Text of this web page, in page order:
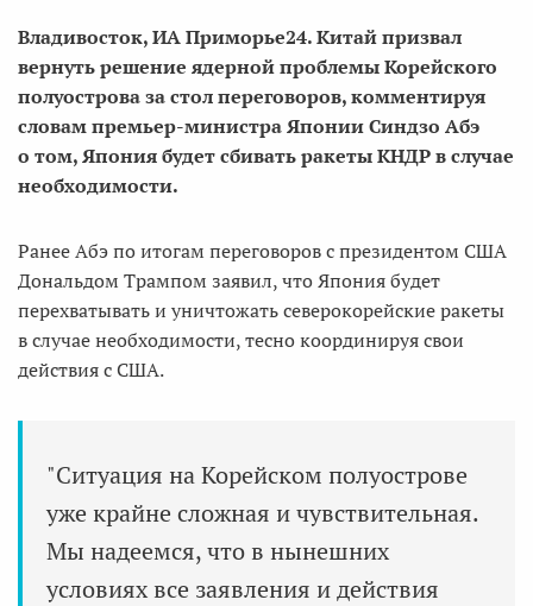
Владивосток, ИА Приморье24. Китай призвал
вернуть решение ядерной проблемы Корейского
полуострова за стол переговоров, комментируя
словам премьер-министра Японии Синдзо Абэ
о том, Япония будет сбивать ракеты КНДР в случае
необходимости.
Ранее Абэ по итогам переговоров с президентом США
Дональдом Трампом заявил, что Япония будет
перехватывать и уничтожать северокорейские ракеты
в случае необходимости, тесно координируя свои
действия с США.
"Ситуация на Корейском полуострове
уже крайне сложная и чувствительная.
Мы надеемся, что в нынешних
условиях все заявления и действия